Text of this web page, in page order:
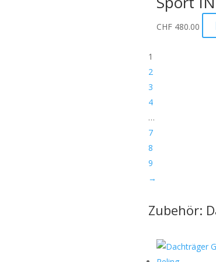
CHF480.00
1
2
3
4
…
7
8
9
→
Zubehör: